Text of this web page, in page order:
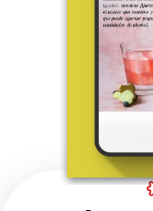
©
Aviso